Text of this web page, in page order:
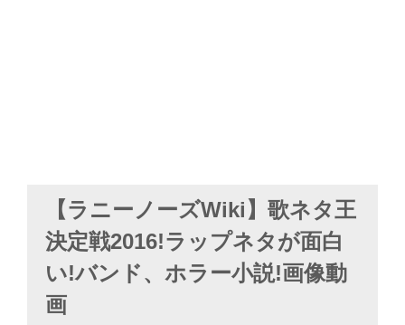
【ラニーノーズWiki】歌ネタ王
決定戦2016!ラップネタが面白
い!バンド、ホラー小説!画像動
画